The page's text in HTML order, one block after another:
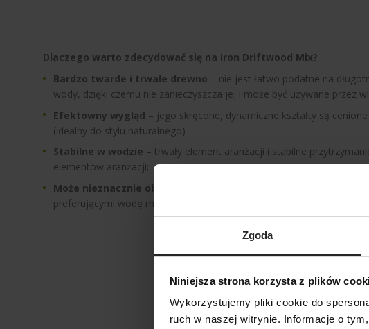
Zgoda
Niniejsza strona korzysta z plików
Wykorzystujemy pliki cookie do
ruch w naszej witrynie. Informacje o
Dlaczego warto zdecydować się na Iron Driftwood Mix?
Bardzo twarde i trwałe drewno – nie jest łatwo podatne na
wody, dzięki czemu nie zanieczyszcza jej i może być używane przez
Efektowny wygląd – jego skręcone, dynamiczne kształty są
(idealny do stylu naturalnego)
Stabilne w wodzie – trwały element aranżacji i stabilne
elementów aranżacji;
Może nieznacznie obniżać pH
preferującymi wodę miękką i kwaśną